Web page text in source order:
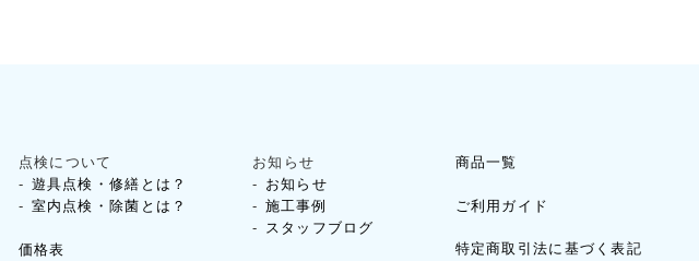
点検について
遊具点検・修繕とは？
室内点検・除菌とは？
価格表
お知らせ
お知らせ
施工事例
スタッフブログ
商品一覧
ご利用ガイド
特定商取引法に基づく表記